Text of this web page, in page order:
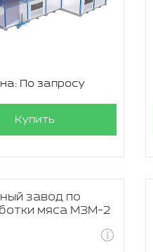
По запросу
Купить
завод по
мяса МЗМ-2